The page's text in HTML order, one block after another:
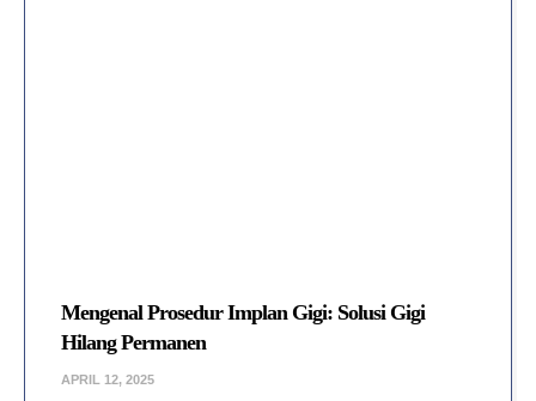
Mengenal Prosedur Implan Gigi: Solusi Gigi
Hilang Permanen
APRIL 12, 2025